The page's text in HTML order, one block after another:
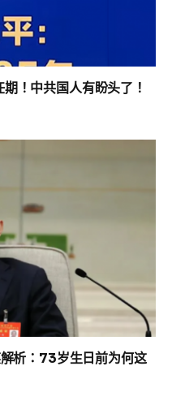
！中共国人有盼头了！
析：73岁生日前为何这